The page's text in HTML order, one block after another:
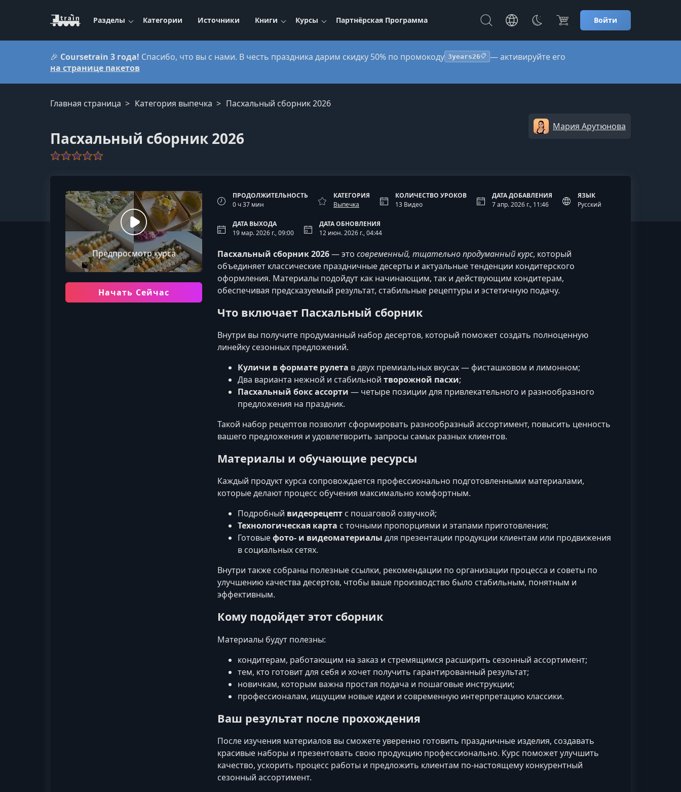
Разделы Категории Источники Книги Курсы Партнёрская Программа Войти
🎉 Coursetrain 3 года! Спасибо, что вы с нами. В честь праздника дарим скидку 50% по промокоду 3years26📋 — активируйте его
на странице пакетов
Главная страница Категория выпечка Пасхальный сборник 2026
Пасхальный сборник 2026
Мария Арутюнова
Предпросмотр курса
Начать Сейчас
ПРОДОЛЖИТЕЛЬНОСТЬ
0 ч 37 мин
КАТЕГОРИЯ
Выпечка
КОЛИЧЕСТВО УРОКОВ
13 Видео
ДАТА ДОБАВЛЕНИЯ
7 апр. 2026 г., 11:46
ЯЗЫК
Русский
ДАТА ВЫХОДА
19 мар. 2026 г., 09:00
ДАТА ОБНОВЛЕНИЯ
12 июн. 2026 г., 04:44
Пасхальный сборник 2026— это современный, тщательно продуманный курс, который
объединяет классические праздничные десерты и актуальные тенденции кондитерского
оформления. Материалы подойдут как начинающим, так и действующим кондитерам,
обеспечивая предсказуемый результат, стабильные рецептуры и эстетичную подачу.
Что включает Пасхальный сборник
Внутри вы получите продуманный набор десертов, который поможет создать полноценную
линейку сезонных предложений.
Куличи в формате рулета в двух премиальных вкусах — фисташковом и лимонном;
Два варианта нежной и стабильной творожной пасхи;
Пасхальный бокс ассорти — четыре позиции для привлекательного и разнообразного
предложения на праздник.
Такой набор рецептов позволит сформировать разнообразный ассортимент, повысить ценность
вашего предложения и удовлетворить запросы самых разных клиентов.
Материалы и обучающие ресурсы
Каждый продукт курса сопровождается профессионально подготовленными материалами,
которые делают процесс обучения максимально комфортным.
Подробный видеорецепт с пошаговой озвучкой;
Технологическая карта с точными пропорциями и этапами приготовления;
Готовыефото- и видеоматериалы для презентации продукции клиентам или продвижения
в социальных сетях.
Внутри также собраны полезные ссылки, рекомендации по организации процесса и советы по
улучшению качества десертов, чтобы ваше производство было стабильным, понятным и
эффективным.
Кому подойдет этот сборник
Материалы будут полезны:
кондитерам, работающим на заказ и стремящимся расширить сезонный ассортимент;
тем, кто готовит для себя и хочет получить гарантированный результат;
новичкам, которым важна простая подача и пошаговые инструкции;
профессионалам, ищущим новые идеи и современную интерпретацию классики.
Ваш результат после прохождения
После изучения материалов вы сможете уверенно готовить праздничные изделия, создавать
красивые наборы и презентовать свою продукцию профессионально. Курс поможет улучшить
качество, ускорить процесс работы и предложить клиентам по-настоящему конкурентный
сезонный ассортимент.